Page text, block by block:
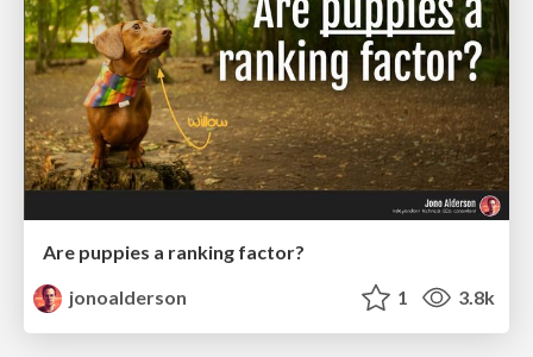
Are puppies a ranking factor?
jonoalderson
1 3.8k